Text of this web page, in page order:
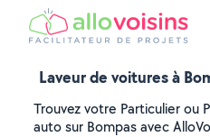
Laveur de voitures à
Trouvez votre Particulier ou
auto sur Bompas avec